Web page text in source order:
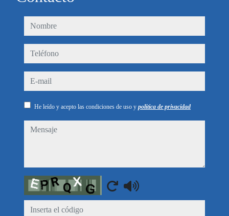
nombre
teléfono
e-mail
He leído y acepto las condiciones de uso y política de privacidad
mensaje
Captcha